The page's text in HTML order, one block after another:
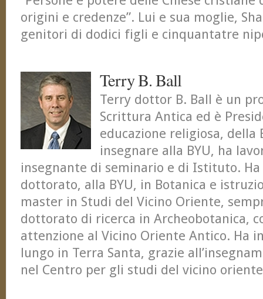
origini e credenze”. Lui e sua moglie,
genitori di dodici figli e cinquantatre
Terry B. Ball
Terry dottor B. Ball è un
Scrittura Antica ed è
educazione religiosa, della
insegnare alla BYU, ha
insegnante di seminario e di Istituto.
dottorato, alla BYU, in Botanica e
master in Studi del Vicino Oriente,
dottorato di ricerca in Archeobotanica,
attenzione al Vicino Oriente Antico. Ha
lungo in Terra Santa, grazie
nel Centro per gli studi del vicino